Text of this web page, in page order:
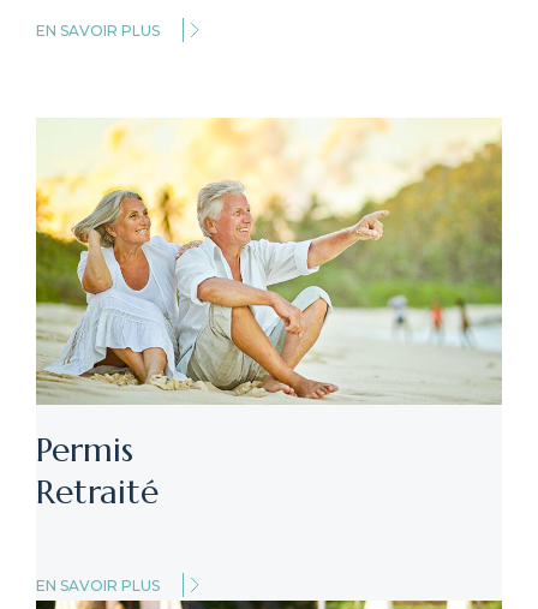
EN SAVOIR PLUS
Permis
Retraité
EN SAVOIR PLUS